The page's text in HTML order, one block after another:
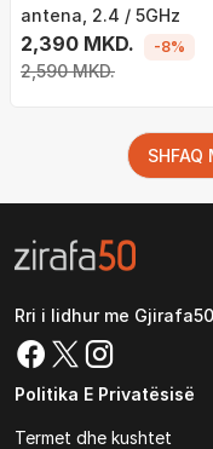
antena, 2.4 / 5GHz
2,390 MKD.
2,590 MKD.
-8%
SHFAQ
Rri i lidhur me Gjirafa50
Politika E Privatësisë
Termet dhe kushtet